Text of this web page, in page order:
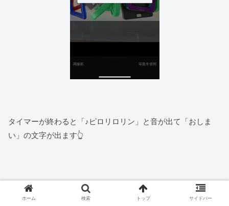
タイマーが終わると「♪ピロリロリン」と音が出て「おしま
い」の文字が出ます👆
ちなみに絵カードの「タイトル」は設定で画像の上にしたり
下にしたり、表示しなかったりできます。
ホーム 検索 トップ サイドバー